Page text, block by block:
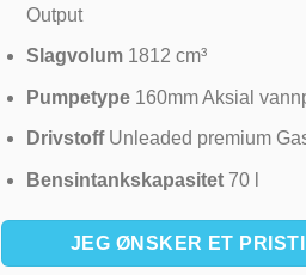
Output
Slagvolum1812 cm³
Pumpetype160mm Aksial
DrivstoffUnleaded premium
Bensintankskapasitet70 l
JEG ØNSKER ET